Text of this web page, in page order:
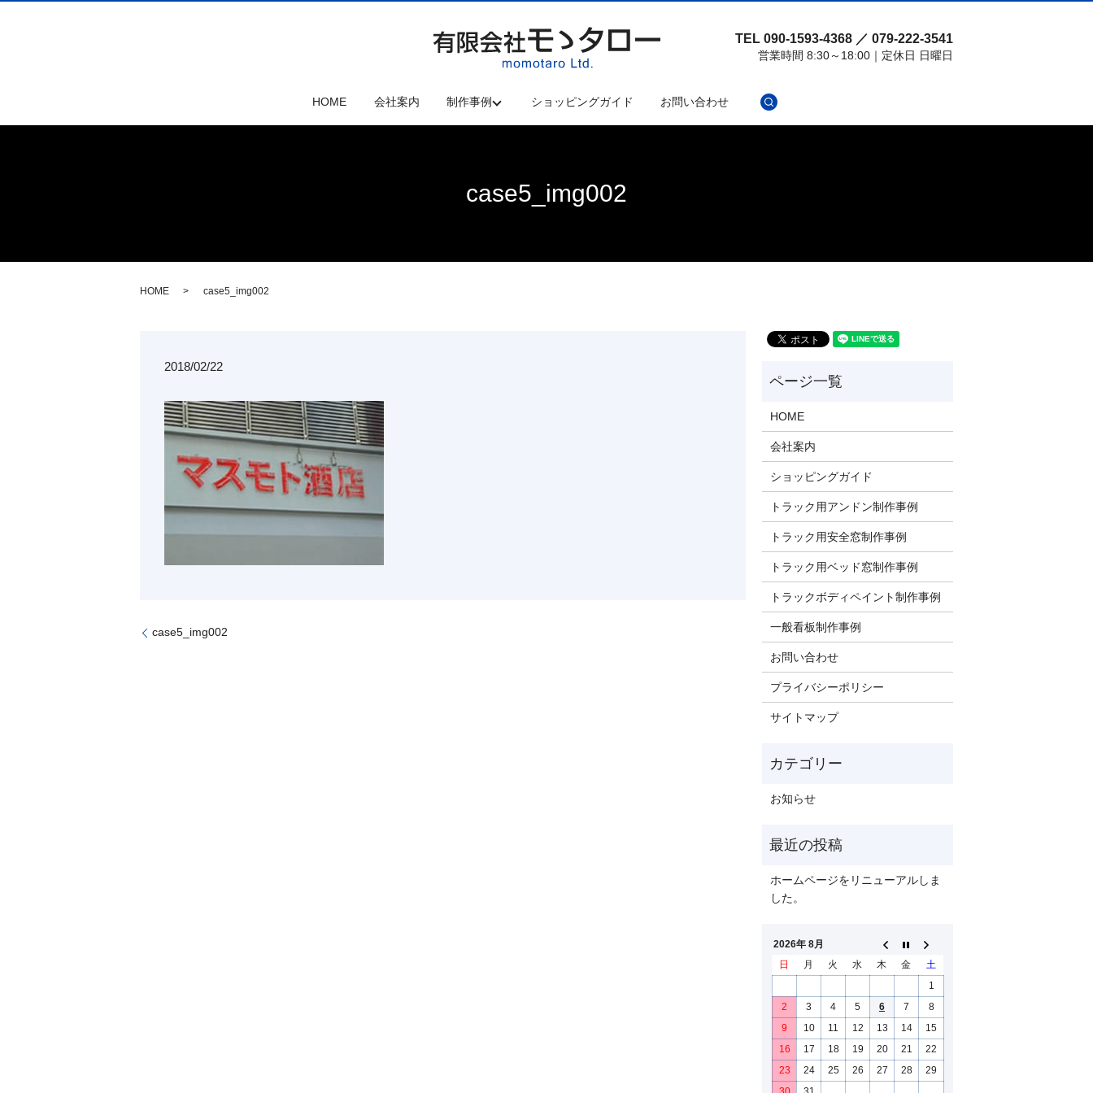
TEL 090-1593-4368 ／ 079-222-3541
営業時間 8:30～18:00｜定休日 日曜日
HOME 会社案内 制作事例 ショッピングガイド お問い合わせ
case5_img002
HOME case5_img002
2018/02/22
case5_img002
HOME
会社案内
ショッピングガイド
トラック用アンドン制作事例
トラック用安全窓制作事例
トラック用ベッド窓制作事例
トラックボディペイント制作事例
一般看板制作事例
お問い合わせ
プライバシーポリシー
サイトマップ
お知らせ
ホームページをリニューアルしま
した。
2026年 8月
日
月 火 水 木 金
土
1
2
3 4 5 6 7
8
9
10 11 12 13 14
15
16
17 18 19 20 21
22
23
24 25 26 27 28
29